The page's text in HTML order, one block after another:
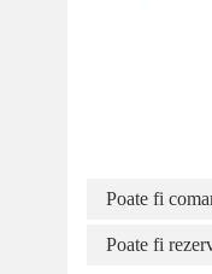
Poate fi
Poate fi